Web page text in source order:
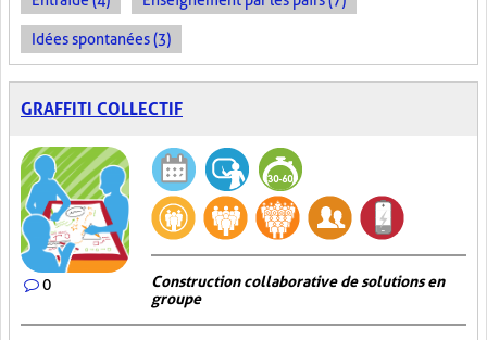
Idées spontanées (3)
GRAFFITI COLLECTIF
0
Construction collaborative de solutions en
groupe